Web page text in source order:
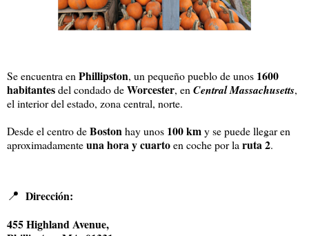
Se encuentra en Phillipston, un pequeño pueblo de unos 1600
habitantesdel condado deWorcester, en Central Massachusetts,
el interior del estado, zona central, norte.
Desde el centro deBostonhay unos 100 kmy se puede llegar en
aproximadamenteuna hora y cuartoen coche por la ruta 2.
📍 Dirección:
455 Highland Avenue,